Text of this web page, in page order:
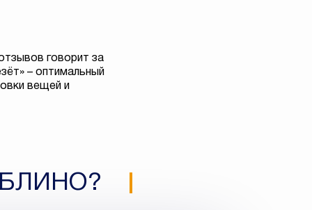
говорит за
– оптимальный
вещей и